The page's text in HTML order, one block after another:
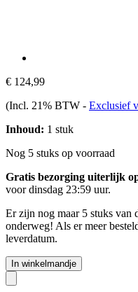
€ 124,99
(Incl. 21% BTW - Exclusief
Inhoud: 1 stuk
Nog 5 stuks op voorraad
Gratis bezorging uiterlijk
voordinsdag 23:59 uur.
Er zijn nog maar 5 stuks
onderweg! Als er meer
leverdatum.
In winkelmandje